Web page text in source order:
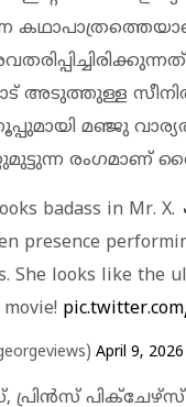
അടുത്തുള്ള
മഞ്ജു
രം​ഗമാണ്
badass in Mr. X.
presence
She looks like the
April 9, 2026
പ്രിൻസ് പിക്ചേഴ്സ്